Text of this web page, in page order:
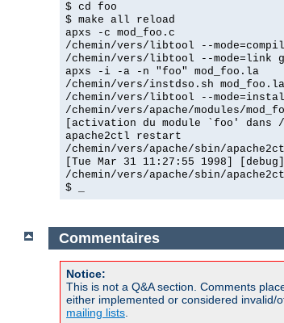
$ cd foo
$ make all reload
apxs -c mod_foo.c
/chemin/vers/libtool --
/chemin/vers/libtool --mode=link
apxs -i -a -n "foo" mod_foo.la
/chemin/vers/instdso.sh
/chemin/vers/libtool --
/chemin/vers/apache/modules/
[activation du module `foo' dans /
apache2ctl restart
/chemin/vers/apache/sbin/
[Tue Mar 31 11:27:55 1998]
/chemin/vers/apache/sbin/
$ _
Commentaires
Notice:
This is not a Q&A section. Comments
either implemented or considered invalid/
mailing lists.